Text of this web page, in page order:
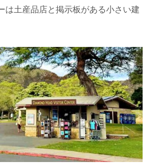
は土産品店と掲示板がある小さい建